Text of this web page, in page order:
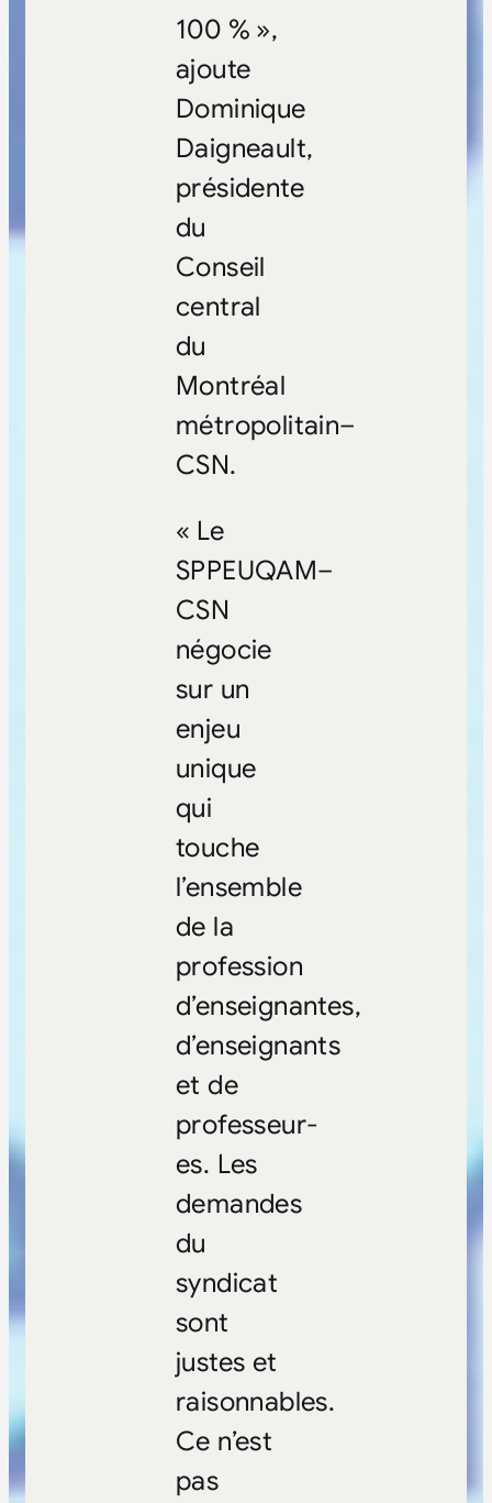
100 % »,
ajoute
Dominique
Daigneault,
présidente
du
Conseil
central
du
Montréal
métropolitain–
CSN.
« Le
SPPEUQAM–
CSN
négocie
sur un
enjeu
unique
qui
touche
l’ensemble
de la
profession
d’enseignantes,
d’enseignants
et de
professeur-
es. Les
demandes
du
syndicat
sont
justes et
raisonnables.
Ce n’est
pas